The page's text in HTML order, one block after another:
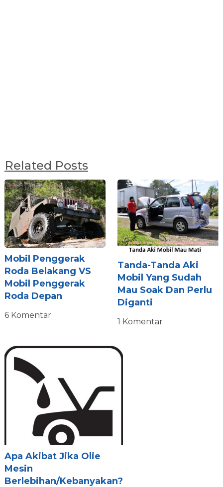
Related Posts
Mobil Penggerak
Roda Belakang VS
Mobil Penggerak
Roda Depan
6 Komentar
Tanda-Tanda Aki
Mobil Yang Sudah
Mau Soak Dan Perlu
Diganti
1 Komentar
Apa Akibat Jika Olie
Mesin
Berlebihan/kebanyakan?